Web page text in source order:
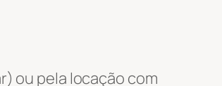
ou pela locação com